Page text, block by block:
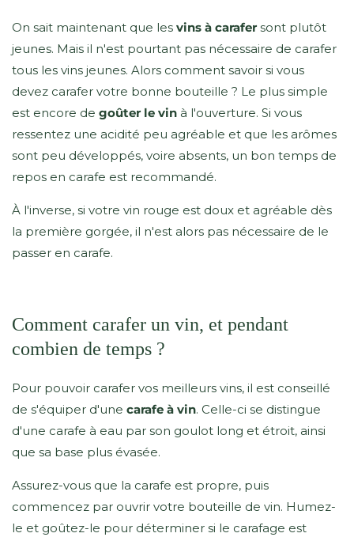
On sait maintenant que les vins à carafer sont plutôt
jeunes. Mais il n'est pourtant pas nécessaire de carafer
tous les vins jeunes. Alors comment savoir si vous
devez carafer votre bonne bouteille ? Le plus simple
est encore de goûter le vin à l'ouverture. Si vous
ressentez une acidité peu agréable et que les arômes
sont peu développés, voire absents, un bon temps de
repos en carafe est recommandé.
À l'inverse, si votre vin rouge est doux et agréable dès
la première gorgée, il n'est alors pas nécessaire de le
passer en carafe.
Comment carafer un vin, et pendant
combien de temps ?
Pour pouvoir carafer vos meilleurs vins, il est conseillé
de s'équiper d'une carafe à vin. Celle-ci se distingue
d'une carafe à eau par son goulot long et étroit, ainsi
que sa base plus évasée.
Assurez-vous que la carafe est propre, puis
commencez par ouvrir votre bouteille de vin. Humez-
le et goûtez-le pour déterminer si le carafage est